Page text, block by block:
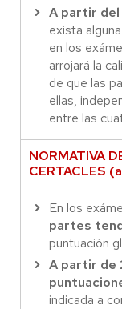
A partir
exista
en los
arrojará la
de que las
ellas,
entre las
NORMATIVA
CERTACLES
En los
partes
puntuación
A partir de
indicada a